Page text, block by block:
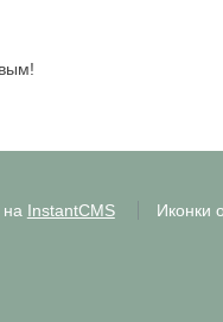
на InstantCMS Иконки